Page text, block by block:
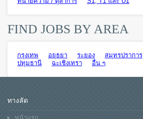
FIND JOBS BY AREA
กรุงเทพ อยุธยา ระยอง สมุทรปราการ
ปทุมธานี
ฉะเชิงเทรา อื่น ๆ
ทางลัด